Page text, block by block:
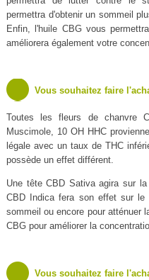
permettra d'obtenir un sommeil
Enfin, l'huile CBG vous
améliorera également votre
Vous souhaitez faire
Toutes les fleurs de chanvre
Muscimole, 10 OH HHC
légale avec un taux de THC
possède un effet différent.
Une tête CBD Sativa agira sur
CBD Indica fera son effet sur
sommeil ou encore pour atténuer
CBG pour améliorer la
Vous souhaitez faire